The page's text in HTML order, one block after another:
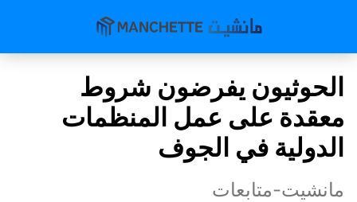
الحوثيون يفرضون شروط
معقدة على عمل المنظمات
الدولية في الجوف
مانشيت-متابعات